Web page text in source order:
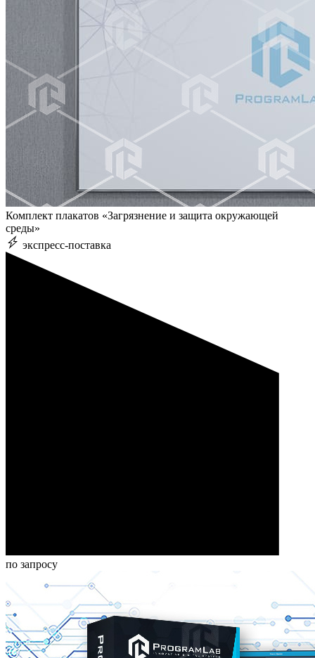
Комплект плакатов «Загрязнение и защита окружающей
среды»
экспресс-поставка
по запросу